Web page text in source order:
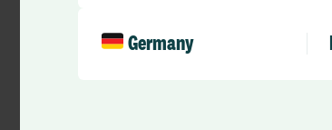
Germany
Germany